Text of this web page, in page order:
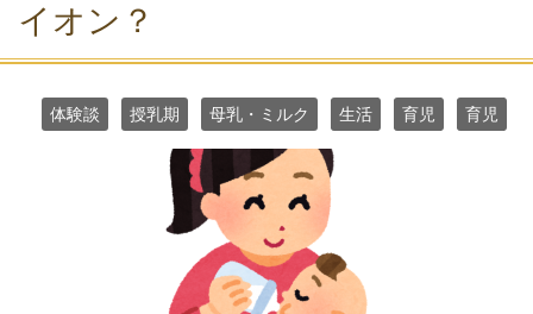
イオン？
体験談 授乳期 母乳・ミルク 生活 育児 育児